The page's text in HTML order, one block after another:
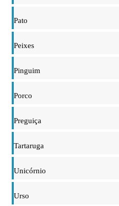
Pato
Peixes
Pinguim
Porco
Preguiça
Tartaruga
Unicórnio
Urso